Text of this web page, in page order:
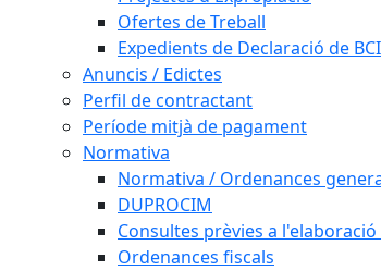
Ofertes de Treball
Expedients de Declaració de
Anuncis / Edictes
Perfil de contractant
Període mitjà de pagament
Normativa
Normativa / Ordenances
DUPROCIM
Consultes prèvies a
Ordenances fiscals